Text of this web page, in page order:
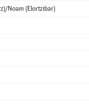
Noain (Elortzibar)